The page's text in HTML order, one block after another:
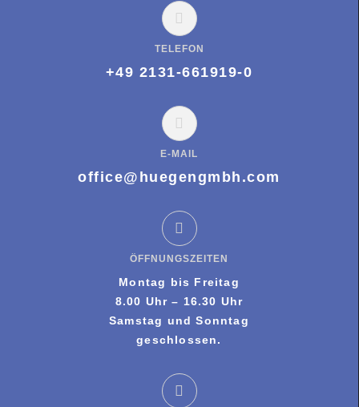
TELEFON
+49 2131-661919-0
E-MAIL
office@huegengmbh.com
ÖFFNUNGSZEITEN
Montag bis Freitag
8.00 Uhr – 16.30 Uhr
Samstag und Sonntag
geschlossen.